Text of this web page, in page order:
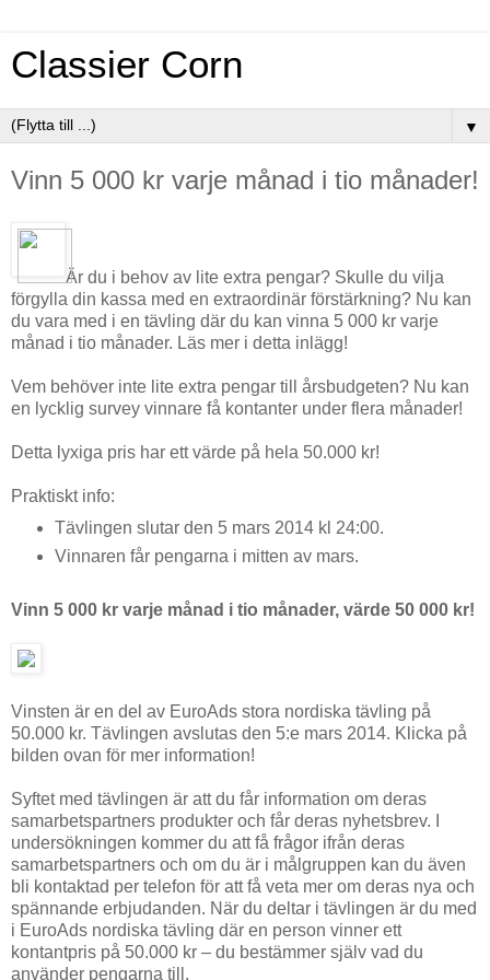
Classier Corn
▼
Vinn 5 000 kr varje månad i tio månader!
Är du i behov av lite extra pengar? Skulle du vilja
förgylla din kassa med en extraordinär förstärkning? Nu kan
du vara med i en tävling där du kan vinna 5 000 kr varje
månad i tio månader. Läs mer i detta inlägg!
Vem behöver inte lite extra pengar till årsbudgeten? Nu kan
en lycklig survey vinnare få kontanter under flera månader!
Detta lyxiga pris har ett värde på hela 50.000 kr!
Praktiskt info:
Tävlingen slutar den 5 mars 2014 kl 24:00.
Vinnaren får pengarna i mitten av mars.
Vinn 5 000 kr varje månad i tio månader, värde 50 000 kr!
Vinsten är en del av EuroAds stora nordiska tävling på
50.000 kr. Tävlingen avslutas den 5:e mars 2014. Klicka på
bilden ovan för mer information!
Syftet med tävlingen är att du får information om deras
samarbetspartners produkter och får deras nyhetsbrev. I
undersökningen kommer du att få frågor ifrån deras
samarbetspartners och om du är i målgruppen kan du även
bli kontaktad per telefon för att få veta mer om deras nya och
spännande erbjudanden. När du deltar i tävlingen är du med
i EuroAds nordiska tävling där en person vinner ett
kontantpris på 50.000 kr – du bestämmer själv vad du
använder pengarna till.